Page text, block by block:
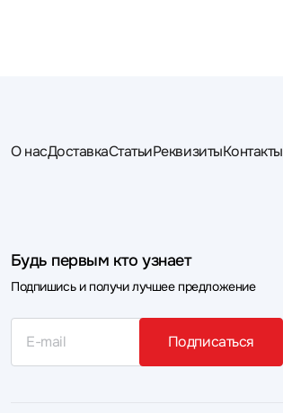
О насДоставкаСтатьиРеквизитыКонтакты
Будь первым кто узнает
Подпишись и получи лучшее предложение
Подписаться